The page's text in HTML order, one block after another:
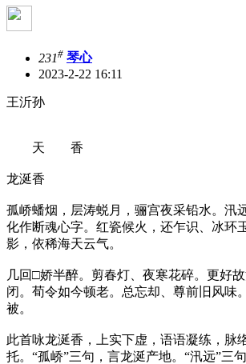
231# 琴心
2023-2-22 16:11
王沂孙
天 香
龙涎香
孤峤蟠烟，层涛蜕月，骊宫夜采铅水。汛
化作断魂心字。红瓷候火，还乍识、冰环
影，依稀海天云气。
几回□娇半醉。剪春灯、夜寒花碎。更好
闭。荀令如今顿老。总忘却、尊前旧风味
被。
此首咏龙涎香，上实下虚，语语凝练，脉
托。“孤峤”三句，言龙涎产地。“汛远”三